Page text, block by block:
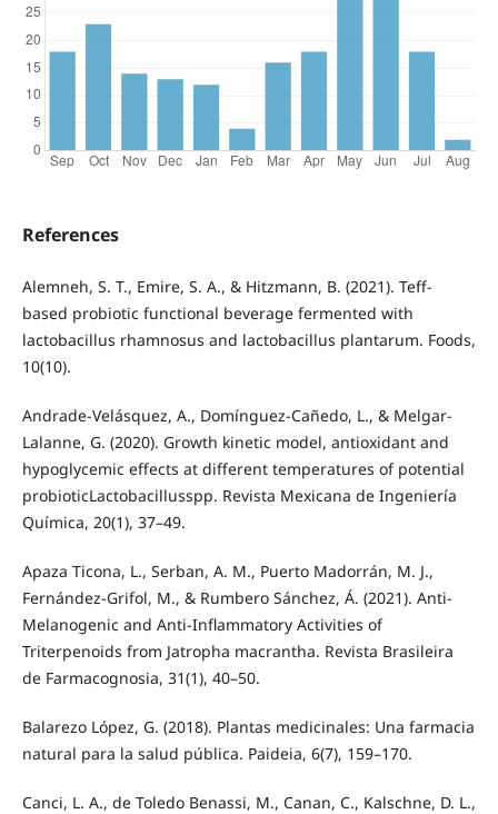
References
Alemneh, S. T., Emire, S. A., & Hitzmann, B. (2021). Teff-
based probiotic functional beverage fermented with
lactobacillus rhamnosus and lactobacillus plantarum. Foods,
10(10).
Andrade-Velásquez, A., Domínguez-Cañedo, L., & Melgar-
Lalanne, G. (2020). Growth kinetic model, antioxidant and
hypoglycemic effects at different temperatures of potential
probioticLactobacillusspp. Revista Mexicana de Ingeniería
Química, 20(1), 37–49.
Apaza Ticona, L., Serban, A. M., Puerto Madorrán, M. J.,
Fernández-Grifol, M., & Rumbero Sánchez, Á. (2021). Anti-
Melanogenic and Anti-Inflammatory Activities of
Triterpenoids from Jatropha macrantha. Revista Brasileira
de Farmacognosia, 31(1), 40–50.
Balarezo López, G. (2018). Plantas medicinales: Una farmacia
natural para la salud pública. Paideia, 6(7), 159–170.
Canci, L. A., de Toledo Benassi, M., Canan, C., Kalschne, D. L.,